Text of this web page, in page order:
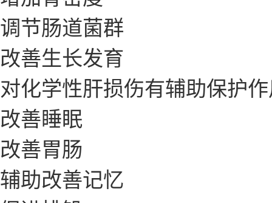
调节肠道菌群
改善生长发育
对化学性肝损伤有辅助保护
改善睡眠
改善胃肠
辅助改善记忆